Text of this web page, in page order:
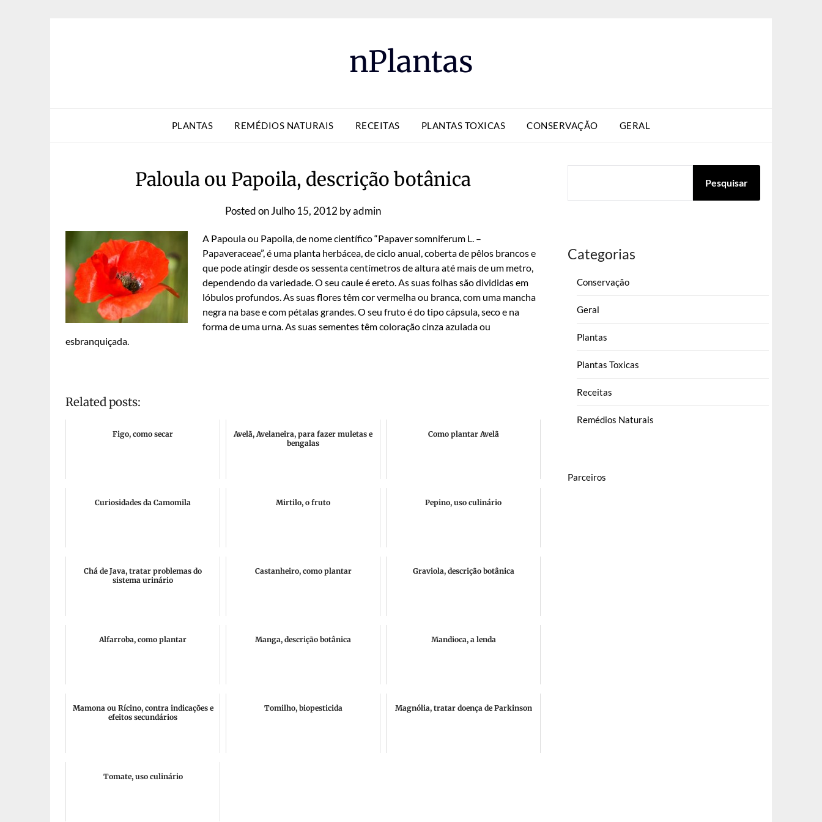
nPlantas
PLANTAS REMÉDIOS NATURAIS RECEITAS PLANTAS TOXICAS CONSERVAÇÃO GERAL
Paloula ou Papoila, descrição botânica
Posted onJulho 15, 2012 byadmin
A Papoula ou Papoila, de nome científico “Papaver somniferum L. –
Papaveraceae”, é uma planta herbácea, de ciclo anual, coberta de pêlos brancos e
que pode atingir desde os sessenta centímetros de altura até mais de um metro,
dependendo da variedade. O seu caule é ereto. As suas folhas são divididas em
lóbulos profundos. As suas flores têm cor vermelha ou branca, com uma mancha
negra na base e com pétalas grandes. O seu fruto é do tipo cápsula, seco e na
forma de uma urna. As suas sementes têm coloração cinza azulada ou
esbranquiçada.
Related posts:
Figo, como secar
Avelã, Avelaneira, para fazer muletas e
bengalas
Como plantar Avelã
Curiosidades da Camomila Mirtilo, o fruto Pepino, uso culinário
Chá de Java, tratar problemas do
sistema urinário
Castanheiro, como plantar Graviola, descrição botânica
Alfarroba, como plantar Manga, descrição botânica Mandioca, a lenda
Mamona ou Rícino, contra indicações e
efeitos secundários
Tomilho, biopesticida Magnólia, tratar doença de Parkinson
Tomate, uso culinário
Pesquisar
Categorias
Conservação
Geral
Plantas
Plantas Toxicas
Receitas
Remédios Naturais
Parceiros